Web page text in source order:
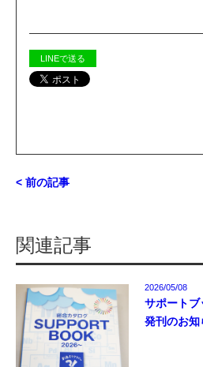
LINEで送る
< 前の記事
関連記事
2026/05/08
サポートブ
発刊のお知